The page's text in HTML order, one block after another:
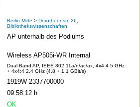
Berlin-Mitte >Dorotheenstr. 26,
Bibliothekswissenschaften
AP unterhalb des Podiums
Wireless AP505i-WR Internal
Dual Band AP, IEEE 802.11a/n/ac/ax, 4x4:4 5 GHz
+ 4x4:4 2.4 GHz (4.8 + 1,1 GBit/s)
1919W-2337700000
09:58:12 h
OK